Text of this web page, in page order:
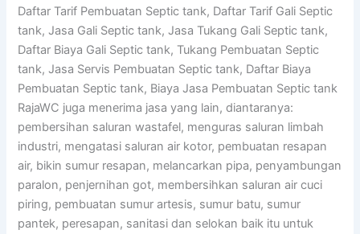
Daftar Tarif Pembuatan Septic tank, Daftar Tarif Gali Septic
tank, Jasa Gali Septic tank, Jasa Tukang Gali Septic tank,
Daftar Biaya Gali Septic tank, Tukang Pembuatan Septic
tank, Jasa Servis Pembuatan Septic tank, Daftar Biaya
Pembuatan Septic tank, Biaya Jasa Pembuatan Septic tank
RajaWC juga menerima jasa yang lain, diantaranya:
pembersihan saluran wastafel, menguras saluran limbah
industri, mengatasi saluran air kotor, pembuatan resapan
air, bikin sumur resapan, melancarkan pipa, penyambungan
paralon, penjernihan got, membersihkan saluran air cuci
piring, pembuatan sumur artesis, sumur batu, sumur
pantek, peresapan, sanitasi dan selokan baik itu untuk